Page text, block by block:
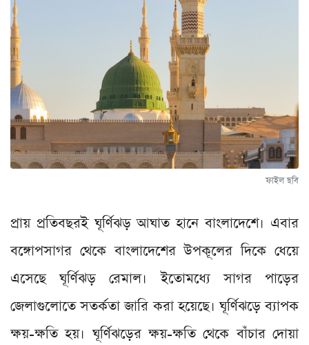
ফাইল ছবি
প্রায় প্রতিবছরই ঘূর্ণিঝড় আঘাত হানে বাংলাদেশে। এবার
বঙ্গোপসাগর থেকে বাংলাদেশের উপকূলের দিকে ধেয়ে
এসেছে ঘূর্ণিঝড় রেমাল। ইতোমধ্যে সাগর পাড়ের
জেলাগুলোতে সতর্কতা জারি করা হয়েছে। ঘূর্ণিঝড়ে ব্যাপক
ক্ষয়-ক্ষতি হয়। ঘূর্ণিঝড়ের ক্ষয়-ক্ষতি থেকে বাঁচার দোয়া